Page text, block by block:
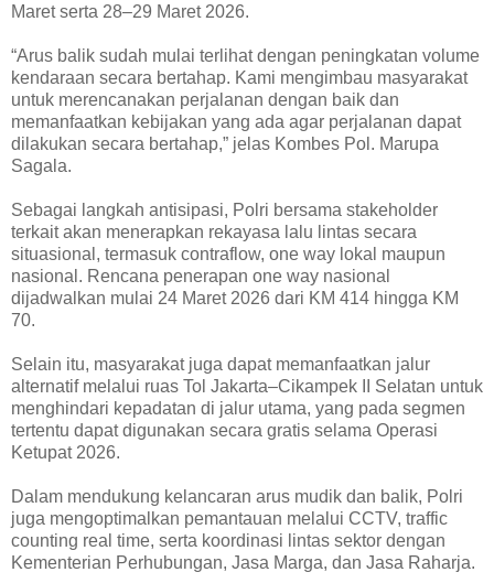
Maret serta 28–29 Maret 2026.
“Arus balik sudah mulai terlihat dengan peningkatan volume
kendaraan secara bertahap. Kami mengimbau masyarakat
untuk merencanakan perjalanan dengan baik dan
memanfaatkan kebijakan yang ada agar perjalanan dapat
dilakukan secara bertahap,” jelas Kombes Pol. Marupa
Sagala.
Sebagai langkah antisipasi, Polri bersama stakeholder
terkait akan menerapkan rekayasa lalu lintas secara
situasional, termasuk contraflow, one way lokal maupun
nasional. Rencana penerapan one way nasional
dijadwalkan mulai 24 Maret 2026 dari KM 414 hingga KM
70.
Selain itu, masyarakat juga dapat memanfaatkan jalur
alternatif melalui ruas Tol Jakarta–Cikampek II Selatan untuk
menghindari kepadatan di jalur utama, yang pada segmen
tertentu dapat digunakan secara gratis selama Operasi
Ketupat 2026.
Dalam mendukung kelancaran arus mudik dan balik, Polri
juga mengoptimalkan pemantauan melalui CCTV, traffic
counting real time, serta koordinasi lintas sektor dengan
Kementerian Perhubungan, Jasa Marga, dan Jasa Raharja.